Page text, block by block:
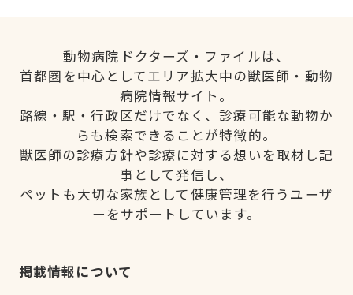
動物病院ドクターズ・ファイルは、
首都圏を中心としてエリア拡大中の獣医師・動物
病院情報サイト。
路線・駅・行政区だけでなく、診療可能な動物か
らも検索できることが特徴的。
獣医師の診療方針や診療に対する想いを取材し記
事として発信し、
ペットも大切な家族として健康管理を行うユーザ
ーをサポートしています。
掲載情報について